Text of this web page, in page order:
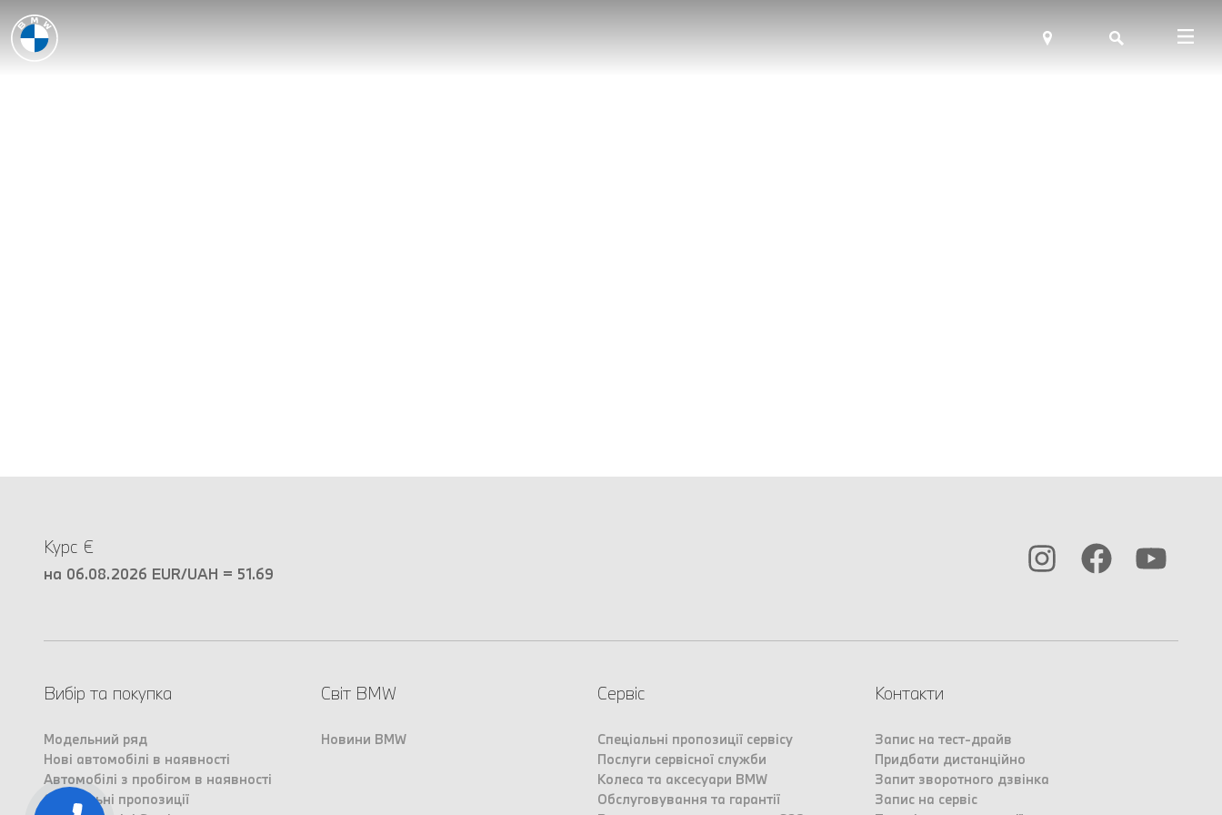
Курс €
на 06.08.2026 EUR/UAH = 51.69
Вибір та покупка
Модельний ряд
Нові автомобілі в наявності
Автомобілі з пробігом в наявності
Спеціальні пропозиції
Світ BMW
Новини BMW
Сервіс
Спеціальні пропозиції сервісу
Послуги сервісної служби
Колеса та аксесуари BMW
Обслуговування та гарантії
Контакти
Запис на тест-драйв
Придбати дистанційно
Запит зворотного дзвінка
Запис на сервіс